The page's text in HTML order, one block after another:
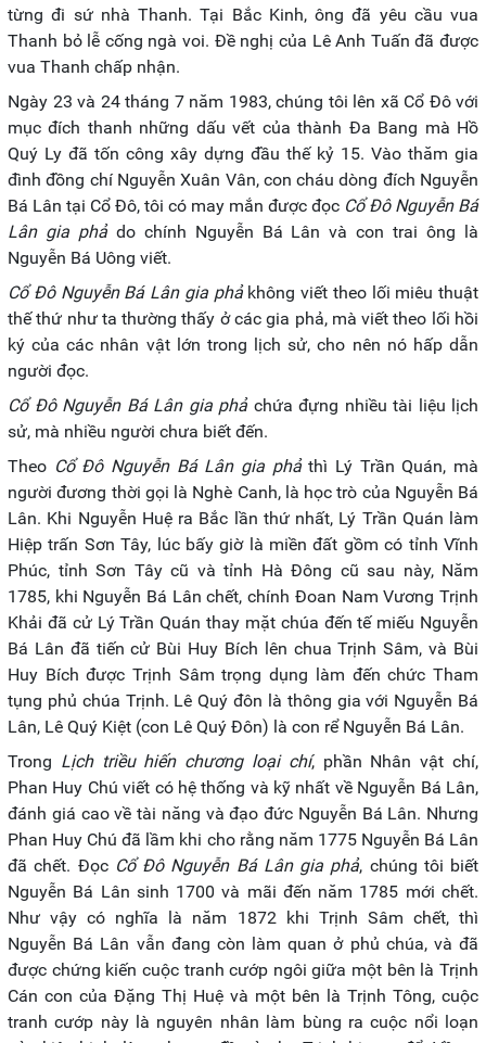
từng đi sứ nhà Thanh. Tại Bắc Kinh, ông đã yêu cầu vua
Thanh bỏ lễ cống ngà voi. Đề nghị của Lê Anh Tuấn đã được
vua Thanh chấp nhận.
Ngày 23 và 24 tháng 7 năm 1983, chúng tôi lên xã Cổ Đô với
mục đích thanh những dấu vết của thành Đa Bang mà Hồ
Quý Ly đã tốn công xây dựng đầu thế kỷ 15. Vào thăm gia
đình đồng chí Nguyễn Xuân Vân, con cháu dòng đích Nguyễn
Bá Lân tại Cổ Đô, tôi có may mắn được đọc Cổ Đô Nguyễn Bá
Lân gia phảdo chính Nguyễn Bá Lân và con trai ông là
Nguyễn Bá Uông viết.
Cổ Đô Nguyễn Bá Lân gia phảkhông viết theo lối miêu thuật
thế thứ như ta thường thấy ở các gia phả, mà viết theo lối hồi
ký của các nhân vật lớn trong lịch sử, cho nên nó hấp dẫn
người đọc.
Cổ Đô Nguyễn Bá Lân gia phảchứa đựng nhiều tài liệu lịch
sử, mà nhiều người chưa biết đến.
Theo Cổ Đô Nguyễn Bá Lân gia phảthì Lý Trần Quán, mà
người đương thời gọi là Nghè Canh, là học trò của Nguyễn Bá
Lân. Khi Nguyễn Huệ ra Bắc lần thứ nhất, Lý Trần Quán làm
Hiệp trấn Sơn Tây, lúc bấy giờ là miền đất gồm có tỉnh Vĩnh
Phúc, tỉnh Sơn Tây cũ và tỉnh Hà Đông cũ sau này, Năm
1785, khi Nguyễn Bá Lân chết, chính Đoan Nam Vương Trịnh
Khải đã cử Lý Trần Quán thay mặt chúa đến tế miếu Nguyễn
Bá Lân đã tiến cử Bùi Huy Bích lên chua Trịnh Sâm, và Bùi
Huy Bích được Trịnh Sâm trọng dụng làm đến chức Tham
tụng phủ chúa Trịnh. Lê Quý đôn là thông gia với Nguyễn Bá
Lân, Lê Quý Kiệt (con Lê Quý Đôn) là con rể Nguyễn Bá Lân.
Trong Lịch triều hiến chương loại chí, phần Nhân vật chí,
Phan Huy Chú viết có hệ thống và kỹ nhất về Nguyễn Bá Lân,
đánh giá cao về tài năng và đạo đức Nguyễn Bá Lân. Nhưng
Phan Huy Chú đã lầm khi cho rằng năm 1775 Nguyễn Bá Lân
đã chết. Đọc Cổ Đô Nguyễn Bá Lân gia phả, chúng tôi biết
Nguyễn Bá Lân sinh 1700 và mãi đến năm 1785 mới chết.
Như vậy có nghĩa là năm 1872 khi Trịnh Sâm chết, thì
Nguyễn Bá Lân vẫn đang còn làm quan ở phủ chúa, và đã
được chứng kiến cuộc tranh cướp ngôi giữa một bên là Trịnh
Cán con của Đặng Thị Huệ và một bên là Trịnh Tông, cuộc
tranh cướp này là nguyên nhân làm bùng ra cuộc nổi loạn